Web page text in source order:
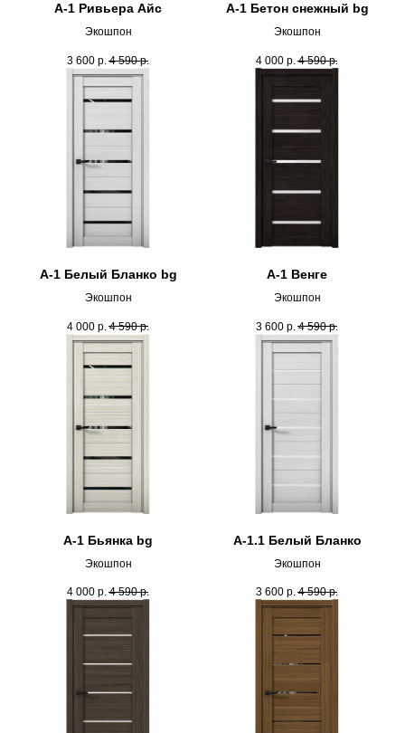
А-1 Ривьера Айс
Экошпон
3 600 р. 4 590 р.
А-1 Бетон снежный bg
Экошпон
4 000 р. 4 590 р.
А-1 Белый Бланко bg
Экошпон
4 000 р. 4 590 р.
А-1 Венге
Экошпон
3 600 р. 4 590 р.
А-1 Бьянка bg
Экошпон
4 000 р. 4 590 р.
А-1.1 Белый Бланко
Экошпон
3 600 р. 4 590 р.